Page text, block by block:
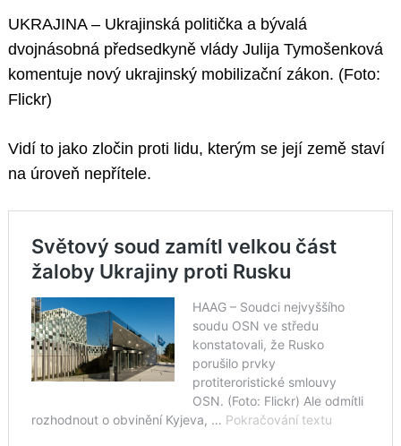
UKRAJINA – Ukrajinská politička a bývalá
dvojnásobná předsedkyně vlády Julija Tymošenková
komentuje nový ukrajinský mobilizační zákon. (Foto:
Flickr)
Vidí to jako zločin proti lidu, kterým se její země staví
na úroveň nepřítele.